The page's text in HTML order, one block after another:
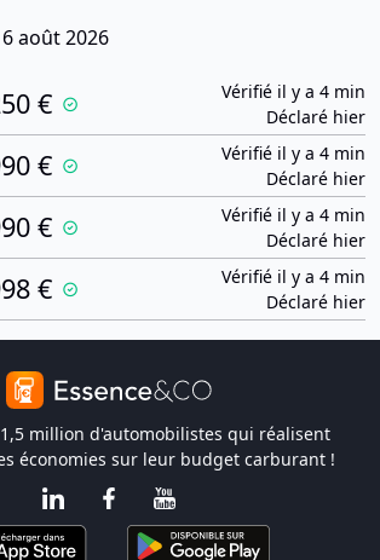
août 2026
€
Vérifié il y a 4 min
Déclaré hier
€
Vérifié il y a 4 min
Déclaré hier
€
Vérifié il y a 4 min
Déclaré hier
€
Vérifié il y a 4 min
Déclaré hier
million d'automobilistes qui réalisent
économies sur leur budget carburant !